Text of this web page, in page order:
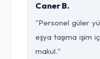
Caner B.
"Personel güler
eşya taşıma işim
makul."